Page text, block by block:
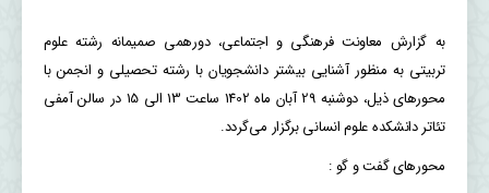
به گزارش معاونت فرهنگی و اجتماعی، دورهمی صمیمانه رشته علوم
تربیتی به منظور آشنایی بیشتر دانشجویان با رشته تحصیلی و انجمن با
محورهای ذیل، دوشنبه 29 آبان ماه 1402 ساعت 13 الی 15 در سالن آمفی
تئاتر دانشکده علوم انسانی برگزار می‌گردد.
محورهای گفت و گو :